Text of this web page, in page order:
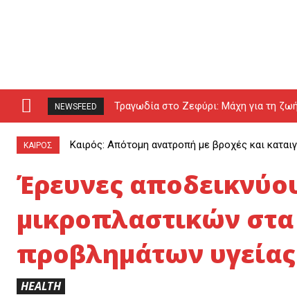
NEWSFEED Τραγωδία στο Ζεφύρι: Μάχη για τη
ΚΑΙΡΟΣ Καιρός: Απότομη ανατροπή με βροχές και
Έρευνες
μικροπλαστικών
προβλημάτων
HEALTH